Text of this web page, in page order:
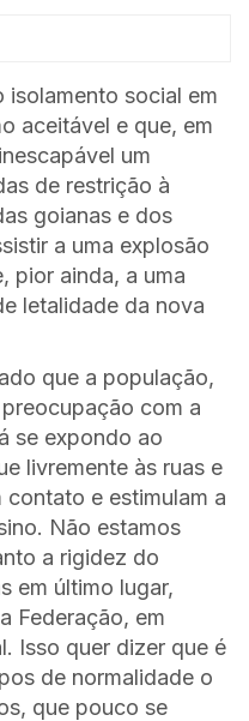
isolamento social em
aceitável e que, em
um
de restrição à
goianas e dos
a uma explosão
pior ainda, a uma
letalidade da nova
que a população,
com a
se expondo ao
livremente às ruas e
e estimulam a
Não estamos
a rigidez do
em último lugar,
Federação, em
Isso quer dizer que é
de normalidade o
que pouco se